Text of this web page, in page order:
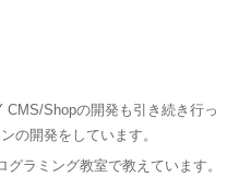
Shopの開発も引き続き行っ
の開発をしています。
グラミング教室で教えています。